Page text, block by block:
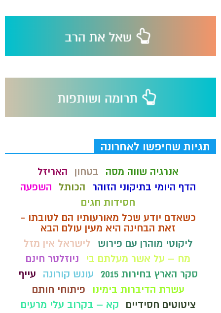
תגיות שחיפשו לאחרונה
אנרגיה שווה מסה בטחון
האריזל
הדף היומי בתיקוני הזוהר
הכותל
השפעה
חסידות חגים
כשאדם יודע שכל מאורעותיו הם לטובתו -
זאת הבחינה היא מעין עולם הבא
ליקוטי מוהרן עם פירוש
לישראל אין מזל
מח – על אשר מעלתם בי
ניוזלטר חינם
סקר הארץ בחירות 2015
עונש קורונה
עייף
עשרת הדיברות בימינו
פיתוחי חותם
ציטוטים חסידיים
קא – בקרוב עלי מרעים